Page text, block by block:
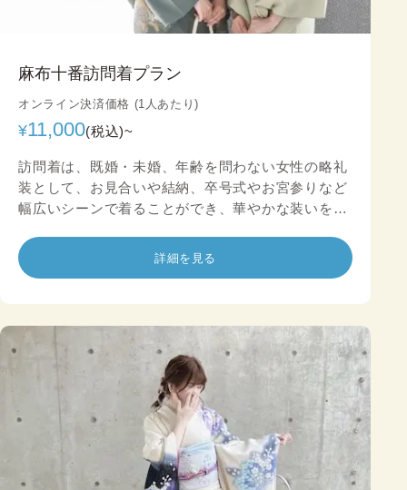
麻布十番訪問着プラン
オンライン決済価格 (1人あたり)
¥11,000(税込)~
訪問着は、既婚・未婚、年齢を問わない女性の略礼
装として、お見合いや結納、卒号式やお宮参りなど
幅広いシーンで着ることができ、華やかな装いをお
詳細を見る